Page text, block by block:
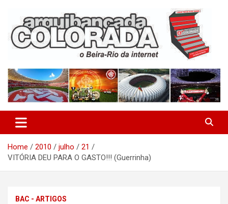
content
Arquibancada Colorada
Home 2010 julho
21
VITÓRIA DEU PARA O GASTO!!! (Guerrinha)
BAC - ARTIGOS